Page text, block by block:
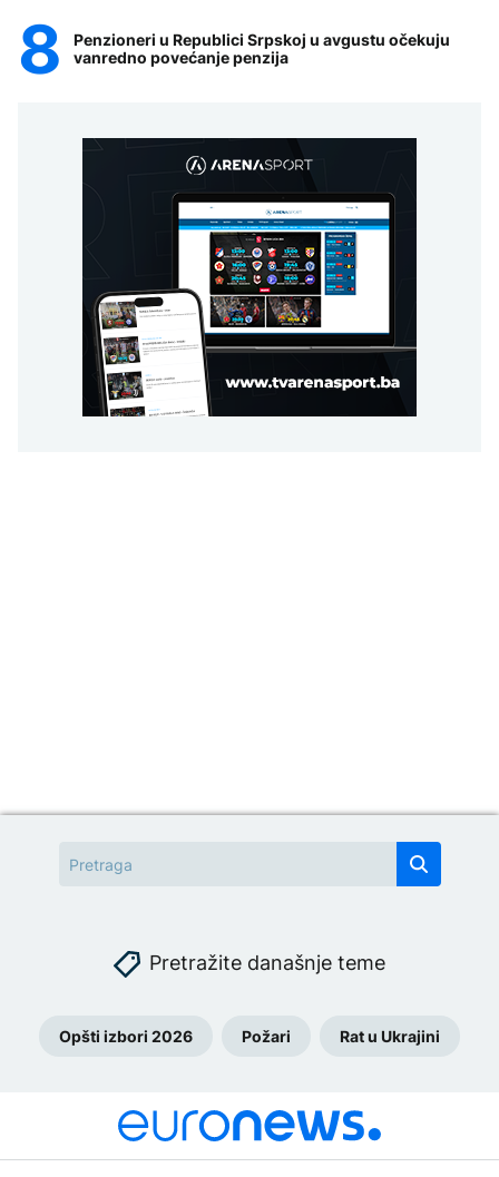
Penzioneri u Republici Srpskoj u avgustu očekuju
vanredno povećanje penzija
Pretražite današnje teme
Opšti izbori 2026 Požari Rat u Ukrajini